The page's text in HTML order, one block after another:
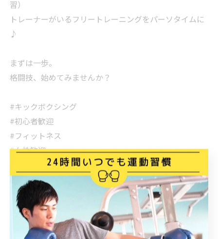
習）
トレーナーがいるフリートレーニングをパーソタイムに
♪
まずは一歩。
格闘技、始めてみませんか？
#キックボクシング
#初心者歓迎
#フィットネス
#女性歓迎
< 前のページ 一覧に戻る 次のページ >